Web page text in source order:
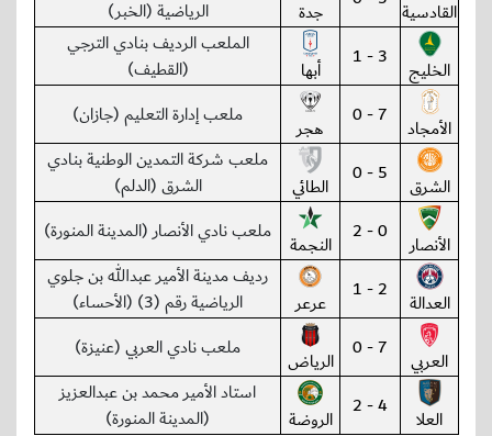
القادسية جدة
الرياضية (الخبر)
الخليج 3 - 1 أبها
الملعب الرديف بنادي الترجي
(القطيف)
الأمجاد 7 - 0 هجر ملعب إدارة التعليم (جازان)
الشرق 5 - 0 الطائي
ملعب شركة التمدين الوطنية بنادي
الشرق (الدلم)
الأنصار 0 - 2 النجمة ملعب نادي الأنصار (المدينة المنورة)
العدالة 2 - 1 عرعر
رديف مدينة الأمير عبدالله بن جلوي
الرياضية رقم (3) (الأحساء)
العربي 7 - 0 الرياض ملعب نادي العربي (عنيزة)
العلا 4 - 2 الروضة
استاد الأمير محمد بن عبدالعزيز
(المدينة المنورة)